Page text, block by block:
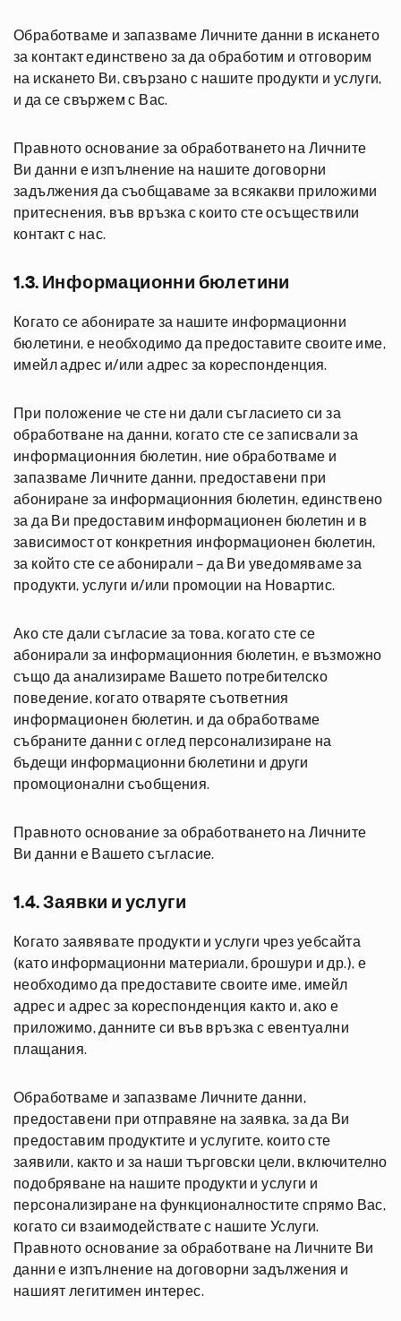
Обработваме и запазваме Личните данни в искането
за контакт единствено за да обработим и отговорим
на искането Ви, свързано с нашите продукти и услуги,
и да се свържем с Вас.
Правното основание за обработването на Личните
Ви данни е изпълнение на нашите договорни
задължения да съобщаваме за всякакви приложими
притеснения, във връзка с които сте осъществили
контакт с нас.
1.3. Информационни бюлетини
Когато се абонирате за нашите информационни
бюлетини, е необходимо да предоставите своите име,
имейл адрес и/или адрес за кореспонденция.
При положение че сте ни дали съгласието си за
обработване на данни, когато сте се записвали за
информационния бюлетин, ние обработваме и
запазваме Личните данни, предоставени при
абониране за информационния бюлетин, единствено
за да Ви предоставим информационен бюлетин и в
зависимост от конкретния информационен бюлетин,
за който сте се абонирали – да Ви уведомяваме за
продукти, услуги и/или промоции на Новартис.
Ако сте дали съгласие за това, когато сте се
абонирали за информационния бюлетин, е възможно
също да анализираме Вашето потребителско
поведение, когато отваряте съответния
информационен бюлетин, и да обработваме
събраните данни с оглед персонализиране на
бъдещи информационни бюлетини и други
промоционални съобщения.
Правното основание за обработването на Личните
Ви данни е Вашето съгласие.
1.4. Заявки и услуги
Когато заявявате продукти и услуги чрез уебсайта
(като информационни материали, брошури и др.), е
необходимо да предоставите своите име, имейл
адрес и адрес за кореспонденция както и, ако е
приложимо, данните си във връзка с евентуални
плащания.
Обработваме и запазваме Личните данни,
предоставени при отправяне на заявка, за да Ви
предоставим продуктите и услугите, които сте
заявили, както и за наши търговски цели, включително
подобряване на нашите продукти и услуги и
персонализиране на функционалностите спрямо Вас,
когато си взаимодействате с нашите Услуги.
Правното основание за обработване на Личните Ви
данни е изпълнение на договорни задължения и
нашият легитимен интерес.